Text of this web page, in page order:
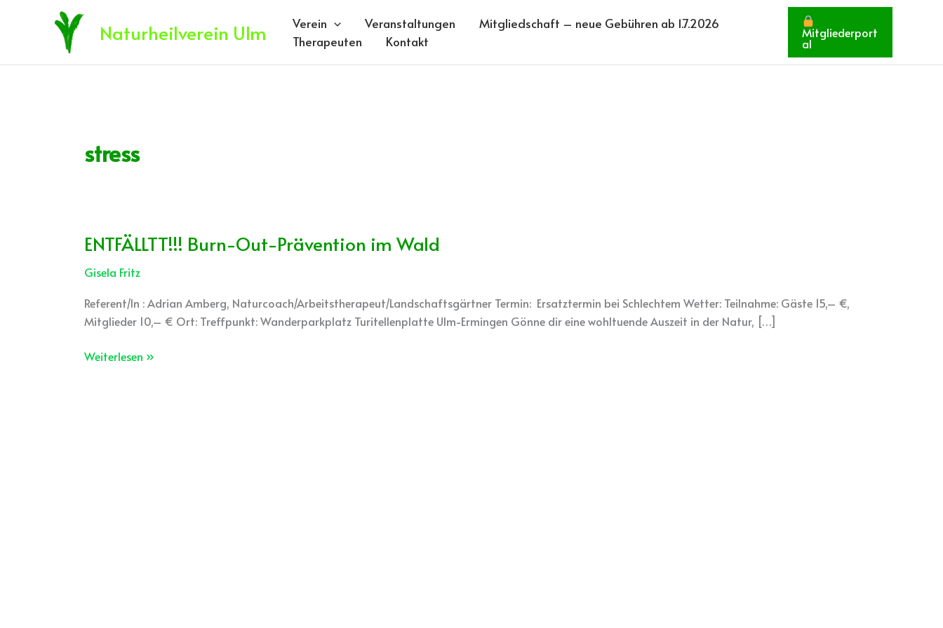
Naturheilverein Ulm Verein Veranstaltungen
Mitgliedschaft – neue Gebühren ab 1.7.2026
Therapeuten
Kontakt
Mitgliederport
al
stress
ENTFÄLLTT!!! Burn-Out-Prävention im Wald
Gisela Fritz
Referent/In : Adrian Amberg, Naturcoach/Arbeitstherapeut/Landschaftsgärtner Termin: Ersatztermin bei Schlechtem Wetter: Teilnahme: Gäste 15,– €,
Mitglieder 10,– € Ort: Treffpunkt: Wanderparkplatz Turitellenplatte Ulm-Ermingen Gönne dir eine wohltuende Auszeit in der Natur, […]
ENTFÄLLTT!!!
Out-
Prävention
Wald
Weiterlesen »